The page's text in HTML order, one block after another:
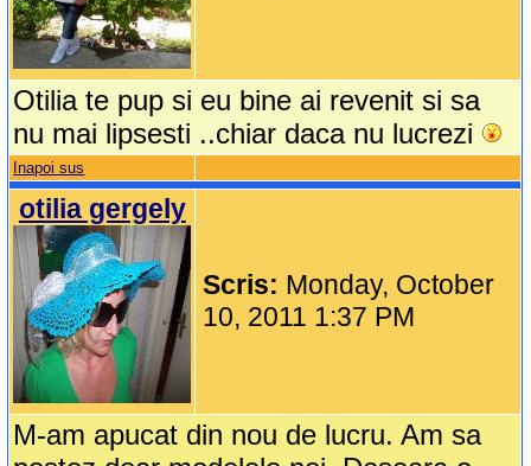
Otilia te pup si eu bine ai revenit si sa
nu mai lipsesti ..chiar daca nu lucrezi
Inapoi sus
otilia gergely
Scris: Monday, October
10, 2011 1:37 PM
M-am apucat din nou de lucru. Am sa